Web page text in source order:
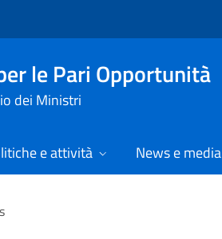
le Pari Opportunità
dei Ministri
e attività News e media